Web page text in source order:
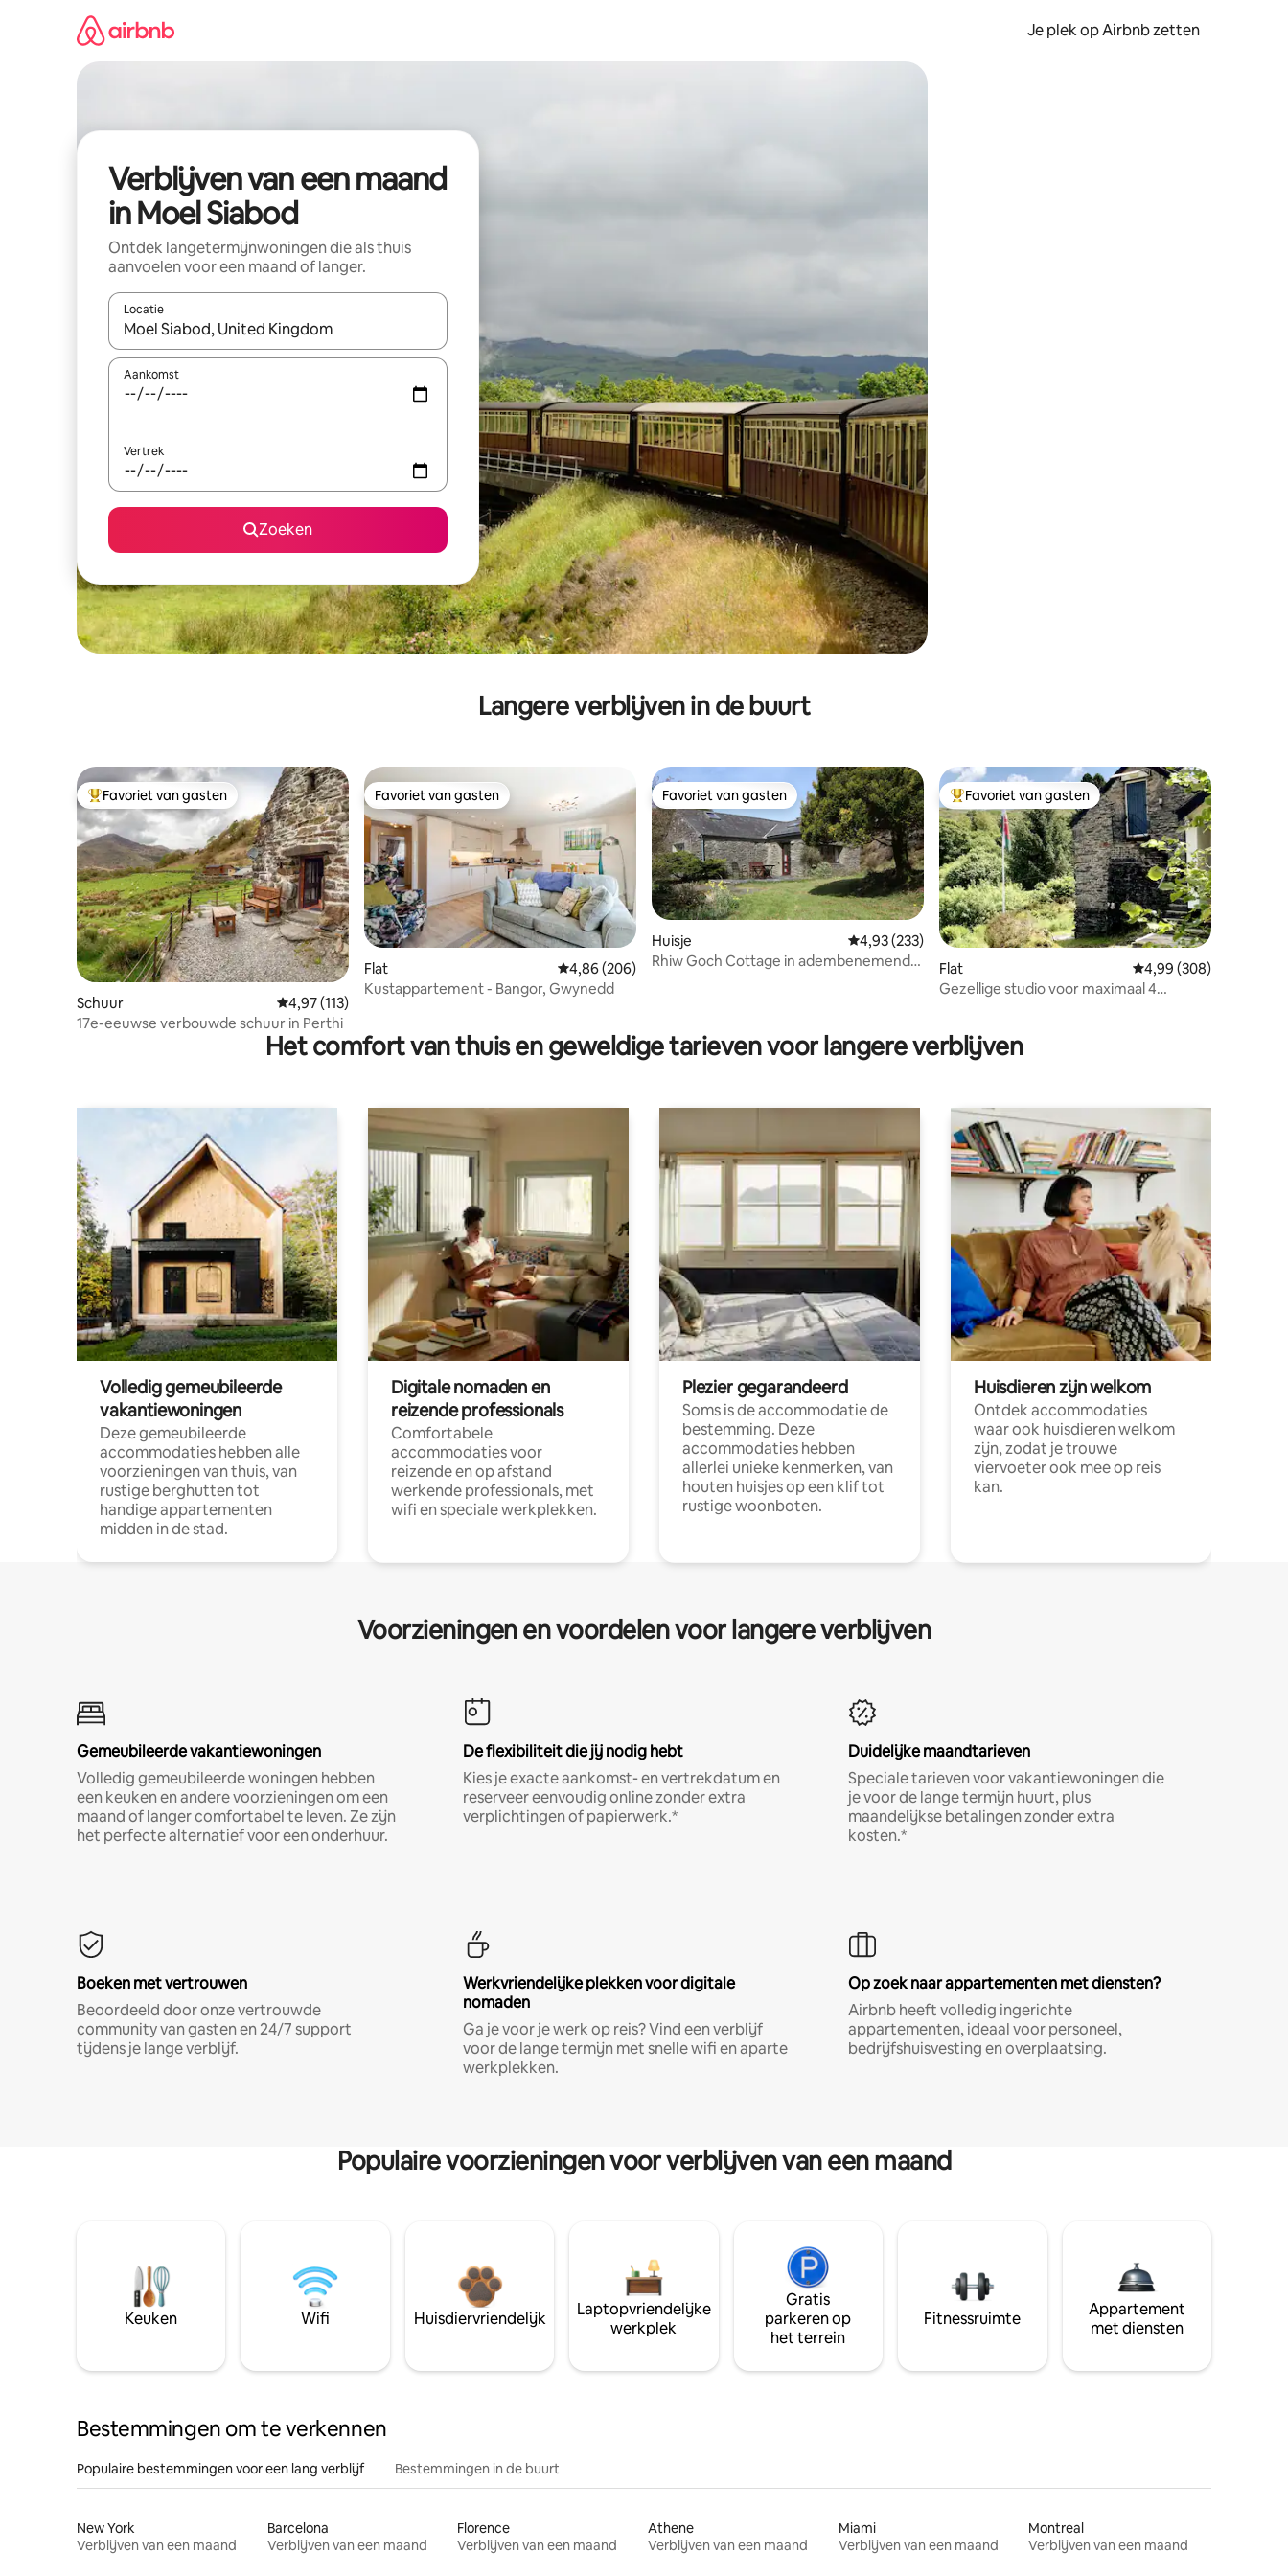
Je plek op Airbnb zetten
Verblijven van een maand
in Moel Siabod
Ontdek langetermijnwoningen die als thuis
aanvoelen voor een maand of langer.
Locatie
Wanneer er resultaten beschikbaar zijn, maak je een keuze met je de pijltjestoetsen omhoog en omlaag, óf door te tikken of swipen.
Aankomst
Vertrek
Zoeken
Langere verblijven in de buurt
Topfavoriet van gasten
Favoriet van gasten
Schuur Gemiddelde beoordeling van 4,97 op 5, 113 recensies
4,97 (113)
17e-eeuwse verbouwde schuur in Perthi
Favoriet van gasten
Favoriet van gasten
Flat Gemiddelde beoordeling van 4,86 op 5, 206 recensies
4,86 (206)
Kustappartement - Bangor, Gwynedd
Favoriet van gasten
Favoriet van gasten
Huisje Gemiddelde beoordeling van 4,93 op 5, 233 recensies
4,93 (233)
Rhiw Goch Cottage in adembenemende
Topfavoriet van gasten
Favoriet van gasten
Flat Gemiddelde
4,99 (308)
Gezellige studio voor maximaal 4
Het comfort van thuis en geweldige tarieven voor langere verblijven
Volledig gemeubileerde
vakantiewoningen
Deze gemeubileerde
accommodaties hebben alle
voorzieningen van thuis, van
rustige berghutten tot
handige appartementen
midden in de stad.
Digitale nomaden en
reizende professionals
Comfortabele
accommodaties voor
reizende en op afstand
werkende professionals, met
wifi en speciale werkplekken.
Plezier gegarandeerd
Soms is de accommodatie de
bestemming. Deze
accommodaties hebben
allerlei unieke kenmerken, van
houten huisjes op een klif tot
rustige woonboten.
Huisdieren zijn welkom
Ontdek accommodaties
waar ook huisdieren welkom
zijn, zodat je trouwe
viervoeter ook mee op reis
kan.
Voorzieningen en voordelen voor langere verblijven
Gemeubileerde vakantiewoningen
Volledig gemeubileerde woningen hebben
een keuken en andere voorzieningen om een
maand of langer comfortabel te leven. Ze zijn
het perfecte alternatief voor een onderhuur.
De flexibiliteit die jij nodig hebt
Kies je exacte aankomst- en vertrekdatum en
reserveer eenvoudig online zonder extra
verplichtingen of papierwerk.*
Duidelijke maandtarieven
Speciale tarieven voor vakantiewoningen die
je voor de lange termijn huurt, plus
maandelijkse betalingen zonder extra
kosten.*
Boeken met vertrouwen
Beoordeeld door onze vertrouwde
community van gasten en 24/7 support
tijdens je lange verblijf.
Werkvriendelijke plekken voor digitale
nomaden
Ga je voor je werk op reis? Vind een verblijf
voor de lange termijn met snelle wifi en aparte
werkplekken.
Op zoek naar appartementen met diensten?
Airbnb heeft volledig ingerichte
appartementen, ideaal voor personeel,
bedrijfshuisvesting en overplaatsing.
Populaire voorzieningen voor verblijven van een maand
Keuken Wifi Huisdiervriendelijk
Laptopvriendelijke
werkplek
Gratis
parkeren op
het terrein
Fitnessruimte
Appartement
met diensten
Bestemmingen om te verkennen
Populaire bestemmingen voor een lang verblijf Bestemmingen in de buurt
New York
Verblijven van een maand
Barcelona
Verblijven van een maand
Florence
Verblijven van een maand
Athene
Verblijven van een maand
Miami
Verblijven van een maand
Montreal
Verblijven van een maand